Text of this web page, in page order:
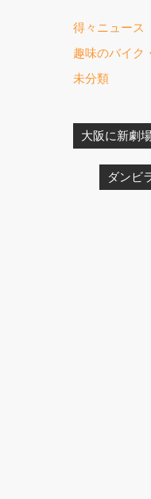
得々ニュー
趣味のバイク
未分類
稿
ナ
大阪に新劇
ダンビ